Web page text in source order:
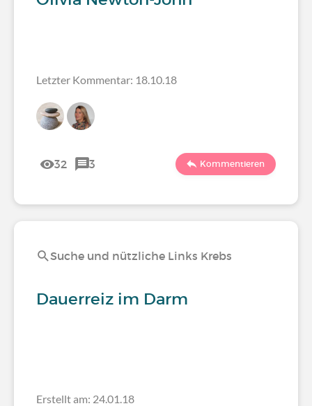
Letzter Kommentar: 18.10.18
32 3 Kommentieren
Suche und nützliche Links Krebs
Dauerreiz im Darm
Erstellt am: 24.01.18